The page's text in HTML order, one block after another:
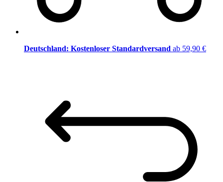
Deutschland: Kostenloser Standardversand ab 59,90 €